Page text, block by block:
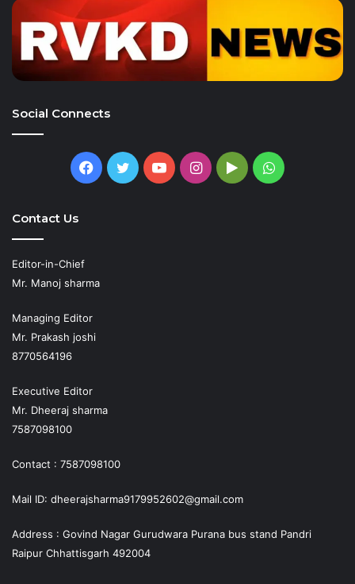
Social Connects
Facebook
TwitterYouTubeInstagram
GoogleWhatsApp
Contact Us
Editor-in-Chief
Mr. Manoj sharma
Managing Editor
Mr. Prakash joshi
8770564196
Executive Editor
Mr. Dheeraj sharma
7587098100
Contact : 7587098100
Mail ID: dheerajsharma9179952602@gmail.com
Address : Govind Nagar Gurudwara Purana bus stand Pandri
Raipur Chhattisgarh 492004